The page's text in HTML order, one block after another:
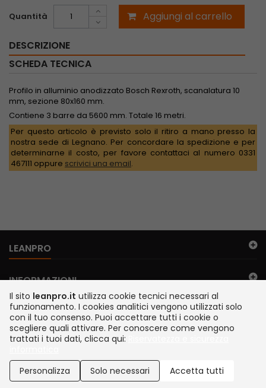
Quantità Aggiungi al carrello
DESCRIZIONE
SCHEDA TECNICA
Profilo in alluminio anodizzato Bosch Rexroth, scanalatura 10
mm, sezione 80x160 mm.
Contiene 3 barre da 5600 mm. Totale 16 metri.
Per questo articolo è previsto solo il ritiro a mano presso la
nostra sede di Legnano. Per concordare la spedizione e per
determinarne il costo, per favore contattaci al numero 0331
467111 oppure scrivici una email.
LEANPRO
INFORMAZIONI
©2026 TEMA S.r.l. Legnano Italia | via Juker 28 | P. IVA IT13112200152 |
SDI A4707H7 | Siamo presenti su MEPA
Sviluppato da Newbridge IT, Garavaglia Software e Tema S.r.l.
IL MIO ACCOUNT
FILO DIRETTO
Il sito leanpro.it utilizza cookie tecnici necessari al
funzionamento. I cookies analitici vengono utilizzati solo
con il tuo consenso. Puoi accettare tutti i cookie o
scegliere quali attivare. Per conoscere come vengono
trattati i tuoi dati, clicca qui:
Personalizza
Solo necessari Accetta tutti